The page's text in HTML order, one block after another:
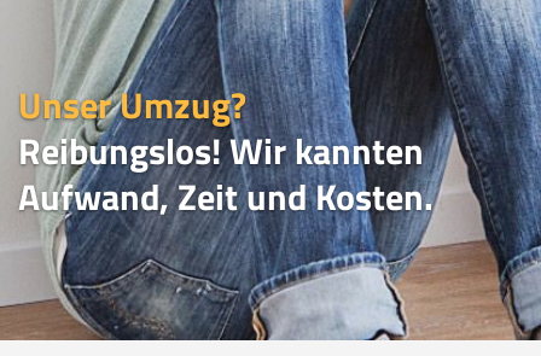
Unser Umzug?
Reibungslos! Wir kannten
Aufwand, Zeit und Kosten.